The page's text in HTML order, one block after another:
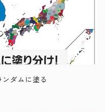
ダムに塗る